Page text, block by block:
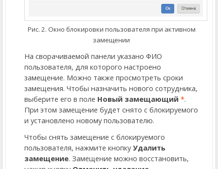
Рис. 2. Окно блокировки пользователя при активном
замещении
На сворачиваемой панели указано ФИО
пользователя, для которого настроено
замещение. Можно также просмотреть сроки
замещения. Чтобы назначить нового сотрудника,
выберите его в поле Новый замещающий *.
При этом замещение будет снято с блокируемого
и установлено новому пользователю.
Чтобы снять замещение с блокируемого
пользователя, нажмите кнопкуУдалить
замещение. Замещение можно восстановить,